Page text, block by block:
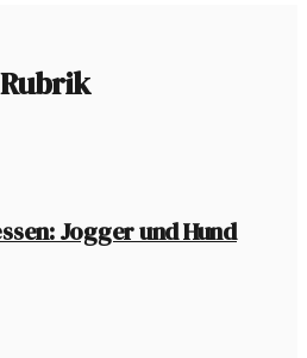
Jogger und Hund